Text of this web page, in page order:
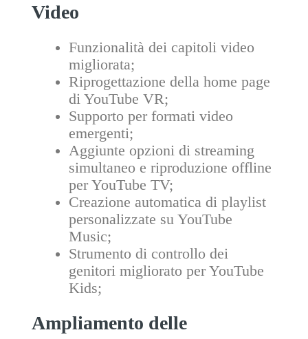
Video
Funzionalità dei capitoli video
migliorata;
Riprogettazione della home page
di YouTube VR;
Supporto per formati video
emergenti;
Aggiunte opzioni di streaming
simultaneo e riproduzione offline
per YouTube TV;
Creazione automatica di playlist
personalizzate su YouTube
Music;
Strumento di controllo dei
genitori migliorato per YouTube
Kids;
Ampliamento delle